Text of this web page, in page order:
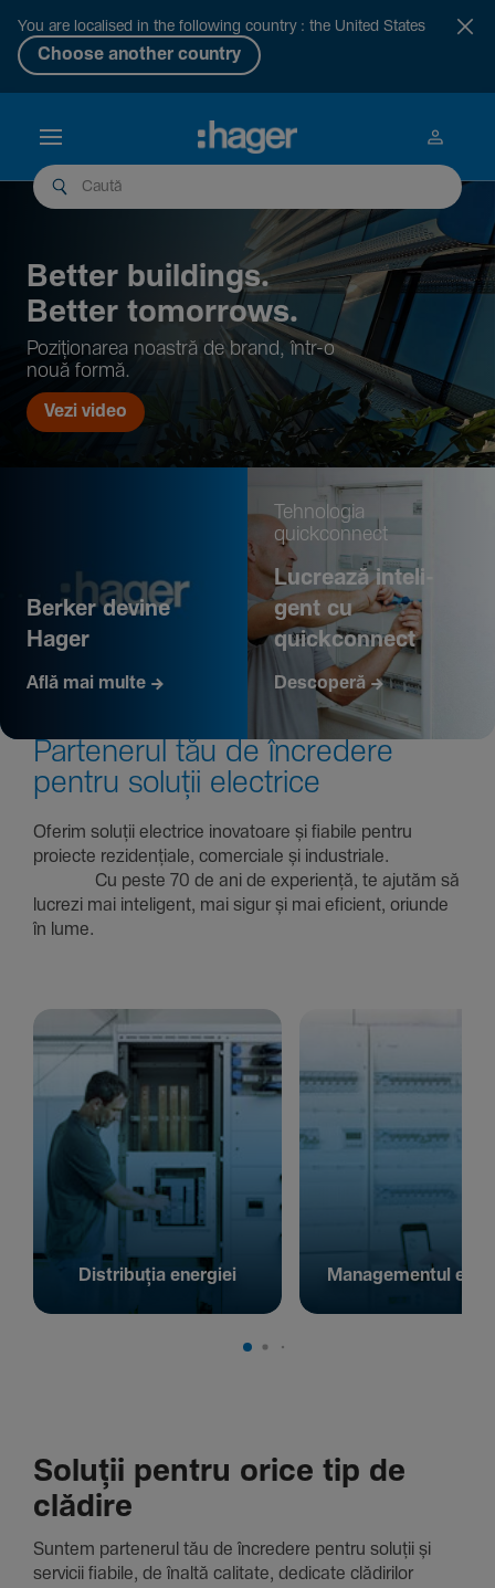
You are localised in the following country : the United States
Choose another country
Better buil­dings.
Better tomor­rows.
Pozi­țio­narea noastră de brand, într-o
nouă formă.
Vezi video
Berker devine
Hager
Află mai multe
Tehno­logia
quickconnect
Lucrează inte­li­
gent cu
quickconnect
Descoperă
Parte­nerul tău de încre­dere
pentru soluții electrice
Oferim soluții electrice inova­toare și fiabile pentru
proiecte rezi­den­țiale, comer­ciale și indus­triale.
Cu peste 70 de ani de expe­riență, te ajutăm să
lucrezi mai inte­li­gent, mai sigur și mai eficient, oriunde
în lume.
Distribuția energiei Managementul
Soluții pentru orice tip de
clădire
Suntem parte­nerul tău de încre­dere pentru soluții și
servicii fiabile, de înaltă cali­tate, dedi­cate clădi­rilor